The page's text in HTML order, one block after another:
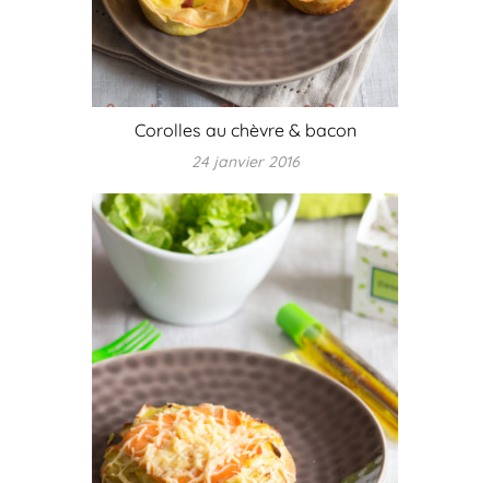
Corolles au chèvre & bacon
24 janvier 2016